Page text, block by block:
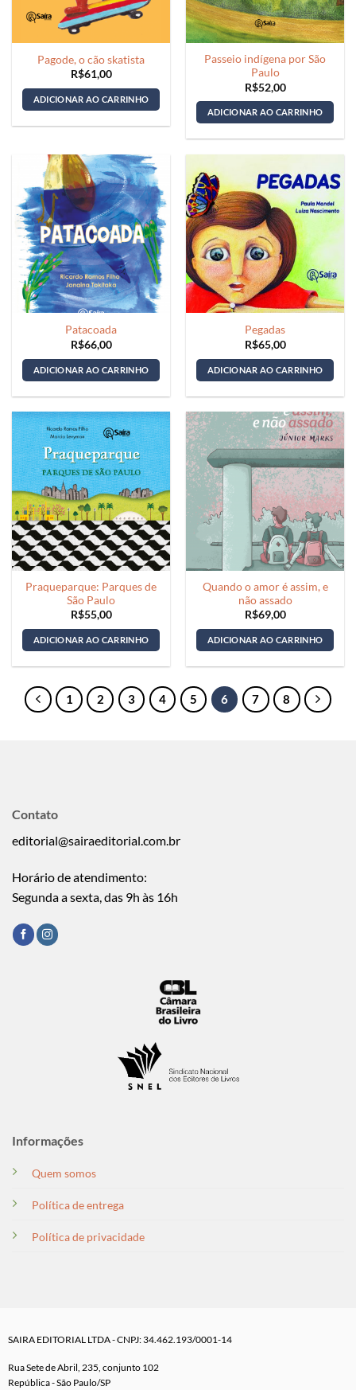
Pagode, o cão skatista
R$61,00
ADICIONAR AO CARRINHO
Passeio indígena por São
Paulo
R$52,00
ADICIONAR AO CARRINHO
Patacoada
R$66,00
ADICIONAR AO CARRINHO
Pegadas
R$65,00
ADICIONAR AO CARRINHO
Praqueparque: Parques de
São Paulo
R$55,00
ADICIONAR AO CARRINHO
Quando o amor é assim, e
não assado
R$69,00
ADICIONAR AO CARRINHO
1 2 3 4 5 6 7 8
Contato
editorial@sairaeditorial.com.br
Horário de atendimento:
Segunda a sexta, das 9h às 16h
Informações
Quem somos
Política de entrega
Política de privacidade
SAIRA EDITORIAL LTDA - CNPJ: 34.462.193/0001-14
Rua Sete de Abril, 235, conjunto 102
República - São Paulo/SP